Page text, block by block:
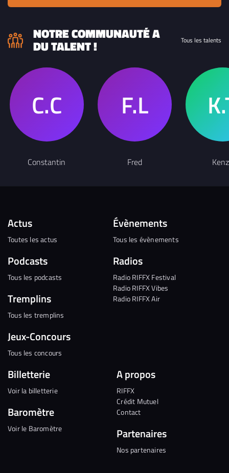
NOTRE COMMUNAUTÉ A
DU TALENT ! Tous les talents
Constantin Fred
Actus
Toutes les actus
Podcasts
Tous les podcasts
Tremplins
Tous les tremplins
Jeux-Concours
Tous les concours
Évènements
Tous les évènements
Radios
Radio RIFFX Festival
Radio RIFFX Vibes
Radio RIFFX Air
Billetterie
Voir la billetterie
Baromètre
Voir le Baromètre
A propos
RIFFX
Crédit Mutuel
Contact
Partenaires
Nos partenaires